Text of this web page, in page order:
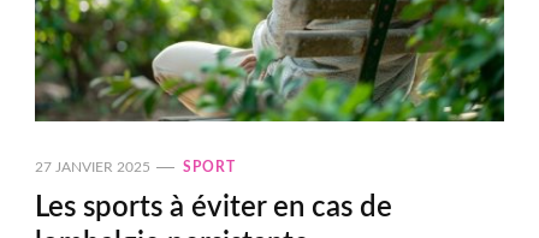
27 JANVIER 2025 SPORT
Les sports à éviter en cas de